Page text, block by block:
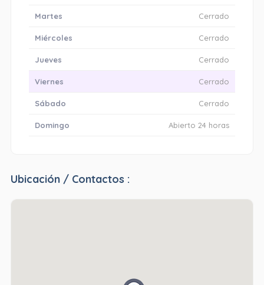
Martes Cerrado
Miércoles Cerrado
Jueves Cerrado
Viernes Cerrado
Sábado Cerrado
Domingo Abierto 24 horas
Ubicación / Contactos :